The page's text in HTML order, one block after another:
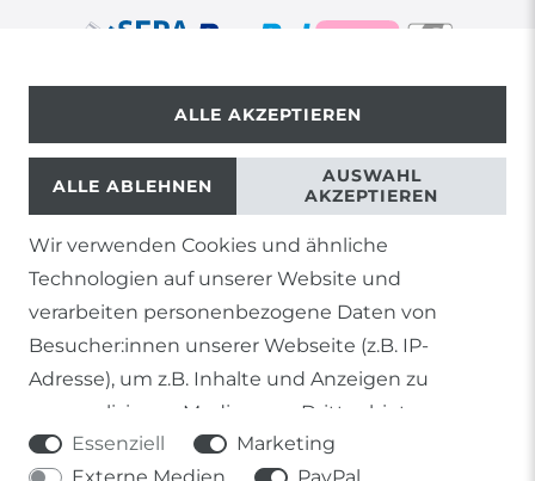
© Copyright 2026 | Alle Rechte vorbehalten.
1) Gilt nicht für Sendungen mit Futterinsekten,
Lebendpflanzen, Frostfutter oder lebende Tiere, sowie
Lieferungen per Spedition
2) gilt für sofort lieferbare Artikel und Produkte die keine
gesonderte Versandregelung besitzen.
Prozentangaben von Sonderangeboten auf die Ersparnis
gegenüber der UVP des Herstellers.
Wir verwenden Cookies und ähnliche
Technologien auf unserer Website und
verarbeiten personenbezogene Daten von
Besucher:innen unserer Webseite (z.B. IP-
Adresse), um z.B. Inhalte und Anzeigen zu
personalisieren, Medien von Drittanbietern
einzubinden oder Zugriffe auf unsere Website zu
Essenziell
Marketing
ALLE AKZEPTIEREN
ALLE ABLEHNEN
AUSWAHL
AKZEPTIEREN